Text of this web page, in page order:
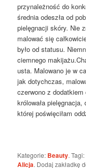
przynależność do
średnia odeszła od
pielęgnacji skóry. Nie
malować się
było od statusu.
ciemnego
usta. Malowano je w
jak dotychczas,
czerwono z
królowała
której poświęciłam
Kategorie: Beauty. Tagi:
Alicja. Dodaj zakładkę